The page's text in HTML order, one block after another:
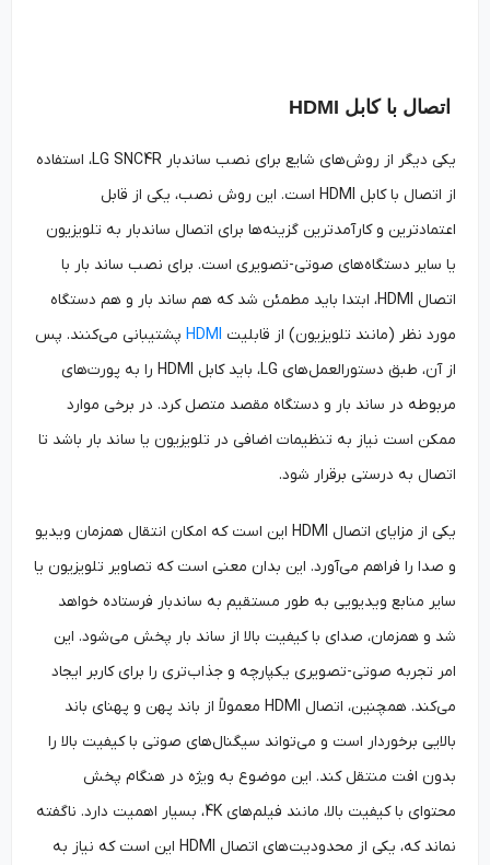
اتصال با کابل HDMI
یکی دیگر از روش‌های شایع برای نصب ساندبار LG SNC4R، استفاده
از اتصال با کابل HDMI است. این روش نصب، یکی از قابل
اعتمادترین و کارآمدترین گزینه‌ها برای اتصال ساندبار به تلویزیون
یا سایر دستگاه‌های صوتی-تصویری است. برای نصب ساند بار با
اتصال HDMI، ابتدا باید مطمئن شد که هم ساند بار و هم دستگاه
مورد نظر (مانند تلویزیون) از قابلیتHDMIپشتیبانی می‌کنند. پس
از آن، طبق دستورالعمل‌های LG، باید کابل HDMI را به پورت‌های
مربوطه در ساند بار و دستگاه مقصد متصل کرد. در برخی موارد
ممکن است نیاز به تنظیمات اضافی در تلویزیون یا ساند بار باشد تا
اتصال به درستی برقرار شود.
یکی از مزایای اتصال HDMI این است که امکان انتقال همزمان ویدیو
و صدا را فراهم می‌آورد. این بدان معنی است که تصاویر تلویزیون یا
سایر منابع ویدیویی به طور مستقیم به ساندبار فرستاده خواهد
شد و همزمان، صدای با کیفیت بالا از ساند بار پخش می‌شود. این
امر تجربه صوتی-تصویری یکپارچه و جذاب‌تری را برای کاربر ایجاد
می‌کند. همچنین، اتصال HDMI معمولاً از باند پهن و پهنای باند
بالایی برخوردار است و می‌تواند سیگنال‌های صوتی با کیفیت بالا را
بدون افت منتقل کند. این موضوع به ویژه در هنگام پخش
محتوای با کیفیت بالا، مانند فیلم‌های 4K، بسیار اهمیت دارد. ناگفته
نماند که، یکی از محدودیت‌های اتصال HDMI این است که نیاز به